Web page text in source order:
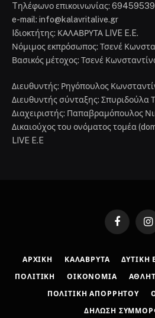
Tηλέφωνο επικοινωνίας:
e-mail: info@kalavritalive.gr
Iδιοκτήτης: ΚΑΛΑΒΡΥΤΑ LIVE E.E.
Νόμιμος εκπρόσωπος: Τσενέ
Βασικός μέτοχος: Τσενέ
Διευθυντής: Ρηγόπουλος
Διευθυντής σύνταξης: Σπυριδούλα
Διαχειριστής: Παπαβραμόπουλος
Δικαιούχος του ονόματος τομέα
LIVE E.E
Facebook
ΑΡΧΙΚΉ ΚΑΛΆΒΡΥΤΑ ΔΥΤΙΚΉ
ΠΟΛΙΤΙΚΉ ΟΙΚΟΝΟΜΊΑ
ΠΟΛΙΤΙΚΉ ΑΠΟΡΡΉΤΟΥ
ΔΉΛΩΣΗ